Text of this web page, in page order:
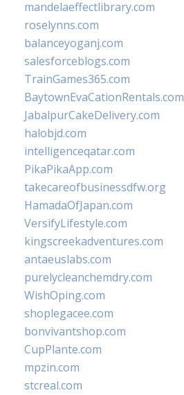
mandelaeffectlibrary.com
roselynns.com
balanceyoganj.com
salesforceblogs.com
TrainGames365.com
BaytownEvaCationRentals.com
JabalpurCakeDelivery.com
halobjd.com
intelligenceqatar.com
PikaPikaApp.com
takecareofbusinessdfw.org
HamadaOfJapan.com
VersifyLifestyle.com
kingscreekadventures.com
antaeuslabs.com
purelycleanchemdry.com
WishOping.com
shoplegacee.com
bonvivantshop.com
CupPlante.com
mpzin.com
stcreal.com